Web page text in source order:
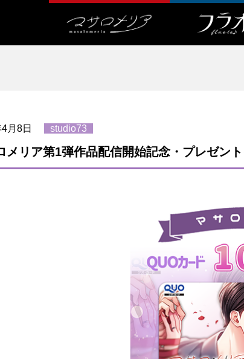
月8日 studio73
メリア第1弾作品配信開始記念・プレゼン